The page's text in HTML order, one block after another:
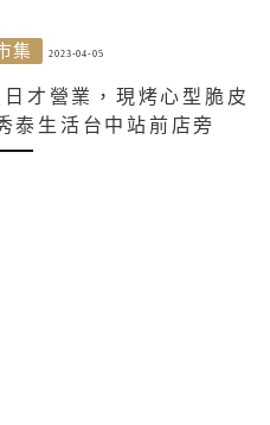
集 2023-04-05
才營業，現烤心型脆皮
泰生活台中站前店旁